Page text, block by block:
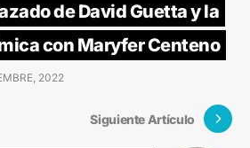
de David Guetta y la
con Maryfer Centeno
2022
Siguiente Artículo